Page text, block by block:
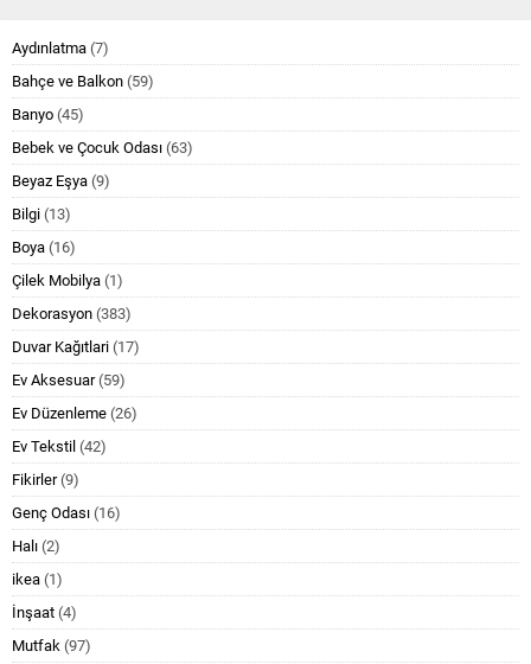
Aydınlatma (7)
Bahçe ve Balkon (59)
Banyo (45)
Bebek ve Çocuk Odası (63)
Beyaz Eşya (9)
Bilgi (13)
Boya (16)
Çilek Mobilya (1)
Dekorasyon (383)
Duvar Kağıtlari (17)
Ev Aksesuar(59)
Ev Düzenleme (26)
Ev Tekstil (42)
Fikirler(9)
Genç Odası (16)
Halı (2)
ikea (1)
İnşaat (4)
Mutfak (97)